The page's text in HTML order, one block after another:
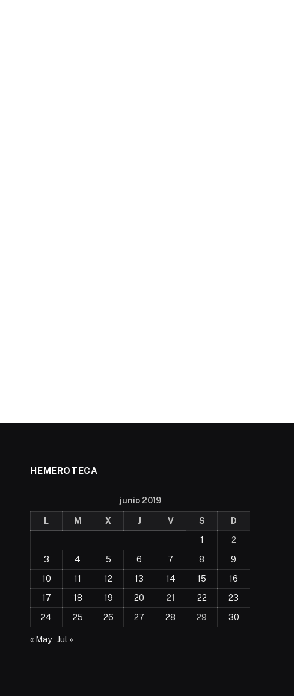
HEMEROTECA
junio 2019
L M X J V S
D
1
2
3
4 5 6 7 8
9
10
11 12 13 14 15
16
17
18 19 20 21 22
23
24
25 26 27 28 29 30
« May Jul »